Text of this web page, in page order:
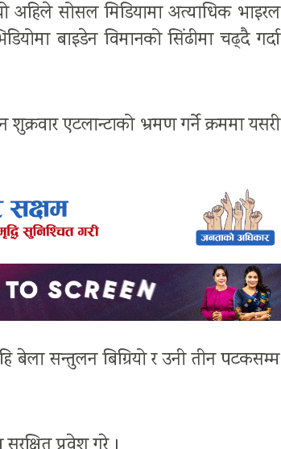
अहिले सोसल मिडियामा अत्याधिक भाइरल
बाइडेन विमानको सिंढीमा चढ्दै गर्दा
एटलान्टाको भ्रमण गर्ने क्रममा यसरी
बेला सन्तुलन बिग्रियो र उनी तीन पटकसम्म